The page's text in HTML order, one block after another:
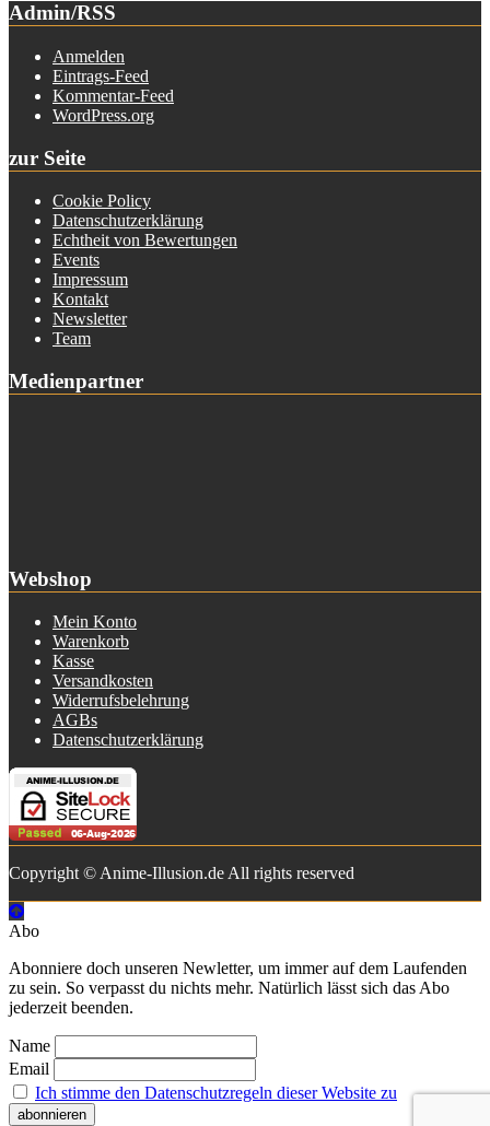
Admin/RSS
Anmelden
Eintrags-Feed
Kommentar-Feed
WordPress.org
zur Seite
Cookie Policy
Datenschutzerklärung
Echtheit von Bewertungen
Events
Impressum
Kontakt
Newsletter
Team
Medienpartner
Webshop
Mein Konto
Warenkorb
Kasse
Versandkosten
Widerrufsbelehrung
AGBs
Datenschutzerklärung
Copyright © Anime-Illusion.de All rights reserved
Abo
Abonniere doch unseren Newletter, um immer auf dem Laufenden
zu sein. So verpasst du nichts mehr. Natürlich lässt sich das Abo
jederzeit beenden.
Name
Email
Ich stimme den Datenschutzregeln dieser Website zu